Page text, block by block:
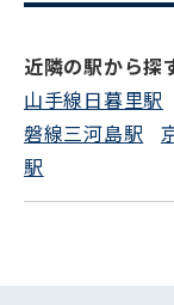
近隣の駅から探
山手線日暮里駅
磐線三河島駅
駅